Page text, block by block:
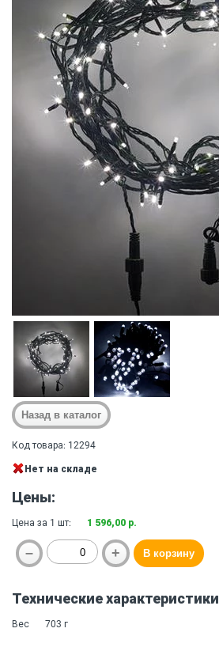
Код товара: 12294
Нет на складе
Цены:
Цена за 1 шт: 1 596,00 р.
Технические характеристики
Вес 703 г